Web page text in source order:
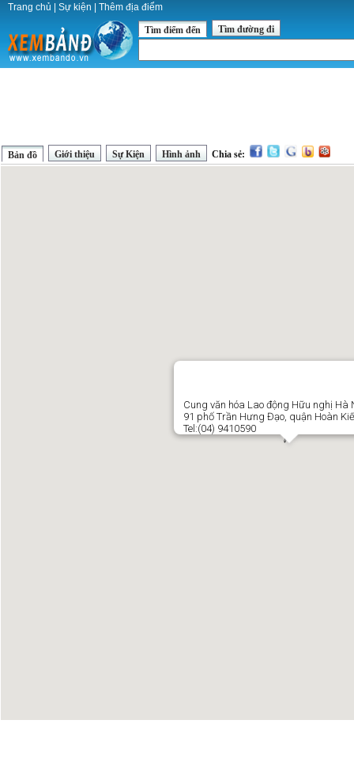
Trang chủ Sự kiện Thêm địa điểm
Tìm điểm đến Tìm đường đi
Bản đồ Giới thiệu Sự Kiện Hình ảnh Chia sẻ:
Cung văn hóa Lao động Hữu nghị Hà
91 phố Trần Hưng Đạo, quận Hoàn
Tel:(04) 9410590